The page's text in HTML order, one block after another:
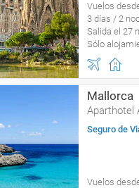
Vuelos
3 días / 2
Salida el 27
Sólo
Mallorca
Aparthotel
Seguro de
Vuelos